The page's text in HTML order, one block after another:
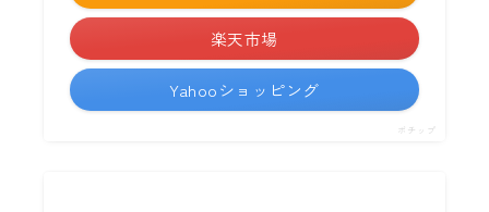
楽天市場
Yahooショッピング
ポチップ